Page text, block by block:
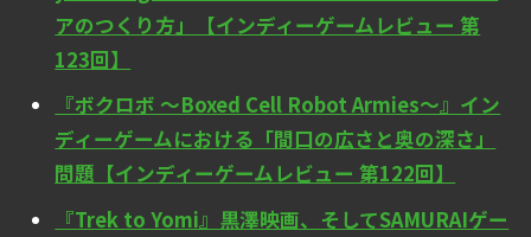
アのつくり方」【インディーゲームレビュー 第
123回】
『ボクロボ ～Boxed Cell Robot Armies～』イン
ディーゲームにおける「間口の広さと奥の深さ」
問題【インディーゲームレビュー 第122回】
『Trek to Yomi』黒澤映画、そしてSAMURAIゲー